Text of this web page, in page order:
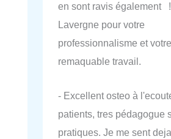
en sont ravis également
Lavergne pour votre
professionnalisme et votre
remaquable travail.
- Excellent osteo à
patients, tres pédagogue
pratiques. Je me sent